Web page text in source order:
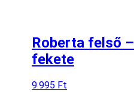
Roberta felső –
fekete
9.995 Ft